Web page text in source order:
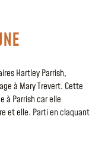
Hartley Parrish,
à Mary Trevert. Cette
à Parrish car elle
et elle. Parti en claquant